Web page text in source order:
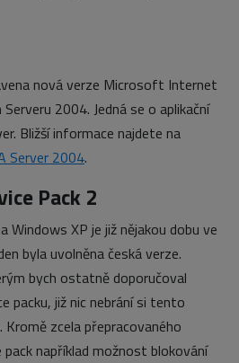
nová verze Microsoft Internet
2004. Jedná se o aplikační
Bližší informace najdete na
Server 2004.
Pack 2
Windows XP je již nějakou dobu ve
byla uvolněna česká verze.
bych ostatně doporučoval
packu, již nic nebrání si tento
zcela přepracovaného
například možnost blokování